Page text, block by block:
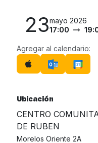
23mayo 2026
17:00
Agregar al calendario:
Ubicación
CENTRO
DE RUBEN
Morelos Oriente 2A